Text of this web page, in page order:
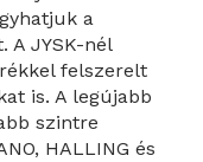
a
A JYSK-nél
felszerelt
is. A legújabb
szintre
HALLING és